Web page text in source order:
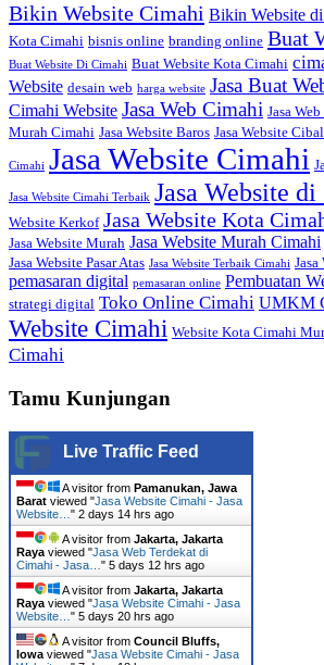
Bikin Website Cimahi Bikin Website
Kota Cimahi bisnis online branding online Buat
Buat Website Di Cimahi Buat Website Kota Cimahi
Website desain web harga website Jasa Buat
Cimahi Website Jasa Web Cimahi Jasa
Murah Cimahi Jasa Website Baros Jasa Website
Cimahi Jasa Website Cimahi
Jasa Website Cimahi Terbaik Jasa Website
Website Kerkof Jasa Website Kota
Jasa Website Murah Jasa Website Murah Cimahi
Jasa Website Pasar Atas Jasa Website Terbaik Cimahi
pemasaran digital pemasaran online Pembuatan
strategi digital Toko Online Cimahi UMKM
Website Cimahi Website Kota Cimahi
Cimahi
Tamu Kunjungan
Live Traffic Feed
A visitor from Pamanukan, Jawa
Barat viewed "Jasa Website Cimahi - Jasa
Website… " 2 days 14 hrs ago
A visitor from Jakarta, Jakarta
Raya viewed "Jasa Web Terdekat di
Cimahi - Jasa… " 5 days 12 hrs ago
A visitor from Jakarta, Jakarta
Raya viewed "Jasa Website Cimahi - Jasa
Website… " 5 days 20 hrs ago
A visitor from Council Bluffs,
Iowa viewed "Jasa Website Cimahi - Jasa